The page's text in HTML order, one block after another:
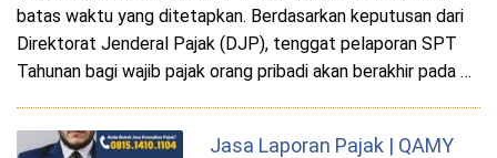
batas waktu yang ditetapkan. Berdasarkan keputusan dari
Direktorat Jenderal Pajak (DJP), tenggat pelaporan SPT
Tahunan bagi wajib pajak orang pribadi akan berakhir pada …
Jasa Laporan Pajak | QAMY